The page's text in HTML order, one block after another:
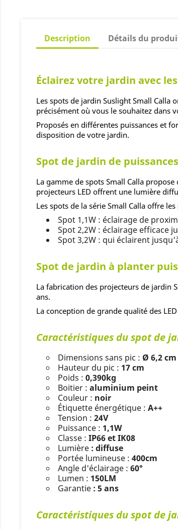
Description Détails du
Éclairez votre jardin avec
Les spots de jardin Suslight Small
précisément où vous le souhaitez dans
Proposés en différentes puissances et
disposition de votre jardin.
Spot de jardin de
La gamme de spots Small Calla
projecteurs LED offrent une lumière
Les spots de la série Small Calla offre
Spot 1,1W : éclairage de
Spot 2,2W : éclairage efficace
Spot 3,2W : qui éclairent
Spot de jardin à planter
La fabrication des projecteurs de jardin
ans.
La conception de grande qualité des
Caractéristiques du spot de
Dimensions sans pic : Ø 6,2 cm
Hauteur du pic : 17 cm
Poids : 0,390kg
Boitier : aluminium peint
Couleur : noir
Étiquette énergétique : A++
Tension : 24V
Puissance : 1,1W
Classe : IP66 et IK08
Lumière: diffuse
Portée lumineuse : 400cm
Angle d'éclairage : 60°
Lumen : 150LM
Garantie: 5 ans
Caractéristiques du spot de